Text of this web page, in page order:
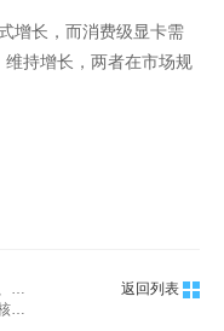
增长，而消费级显卡需
持增长，两者在市场规
上一篇：边缘智能计算模组：实现工业互联网、智慧交通等新一代信息技术的"核心硬件基石"
返回列表
下一篇：系统进行人脸识别技术的主要步骤与核心挑战